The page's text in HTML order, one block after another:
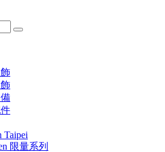
Taipei
限量系列